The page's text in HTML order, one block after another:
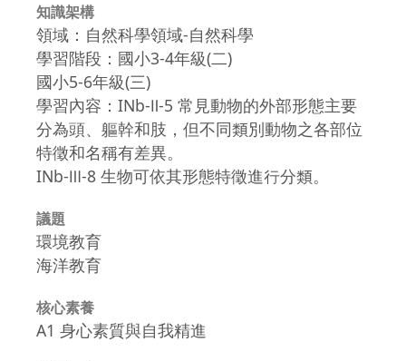
知識架構
領域：自然科學領域-自然科學
學習階段：國小3-4年級(二)
國小5-6年級(三)
學習內容：INb-Ⅱ-5 常見動物的外部形態主要
分為頭、軀幹和肢，但不同類別動物之各部位
特徵和名稱有差異。
INb-Ⅲ-8 生物可依其形態特徵進行分類。
議題
環境教育
海洋教育
核心素養
A1 身心素質與自我精進